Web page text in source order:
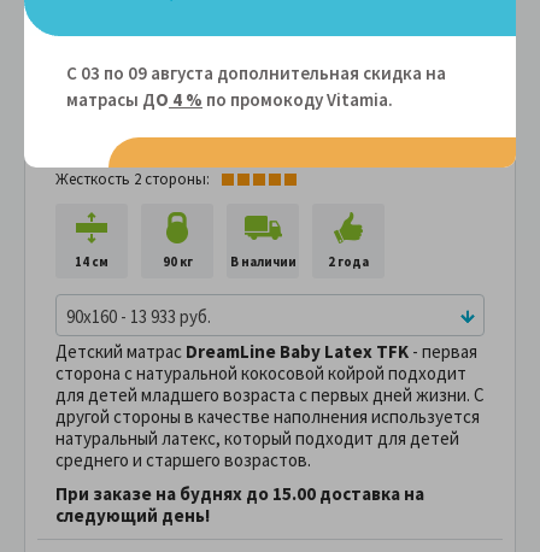
Детский матрас DreamLine Baby Latex TFK
Жесткость 1 стороны:
Жесткость 2 стороны:
14 см 90 кг В наличии 2 года
90x160 - 13 933 руб.
Детский матрас DreamLine Baby Latex TFK - первая
сторона с натуральной кокосовой койрой подходит
для детей младшего возраста с первых дней жизни. С
другой стороны в качестве наполнения используется
натуральный латекс, который подходит для детей
среднего и старшего возрастов.
При заказе на буднях до 15.00 доставка на
следующий день!
С 03 по 09 августа дополнительная скидка на
матрасы ДО 4 % по промокоду Vitamiа.